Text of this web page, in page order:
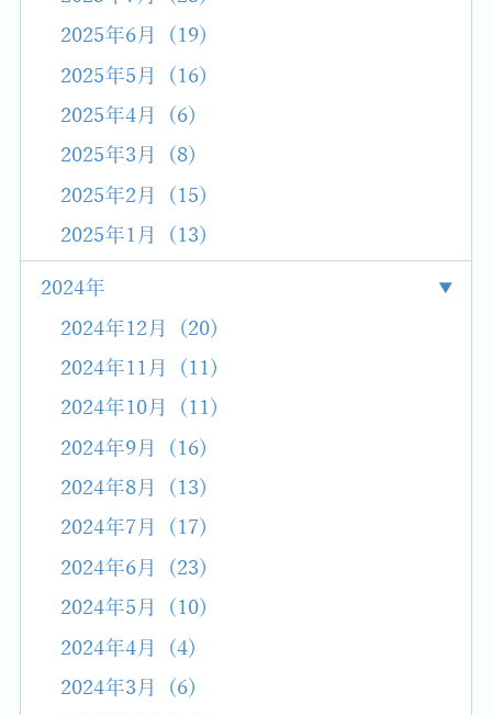
2025年6月 (19)
2025年5月 (16)
2025年4月 (6)
2025年3月 (8)
2025年2月 (15)
2025年1月 (13)
2024年
2024年12月 (20)
2024年11月 (11)
2024年10月 (11)
2024年9月 (16)
2024年8月 (13)
2024年7月 (17)
2024年6月 (23)
2024年5月 (10)
2024年4月 (4)
2024年3月 (6)